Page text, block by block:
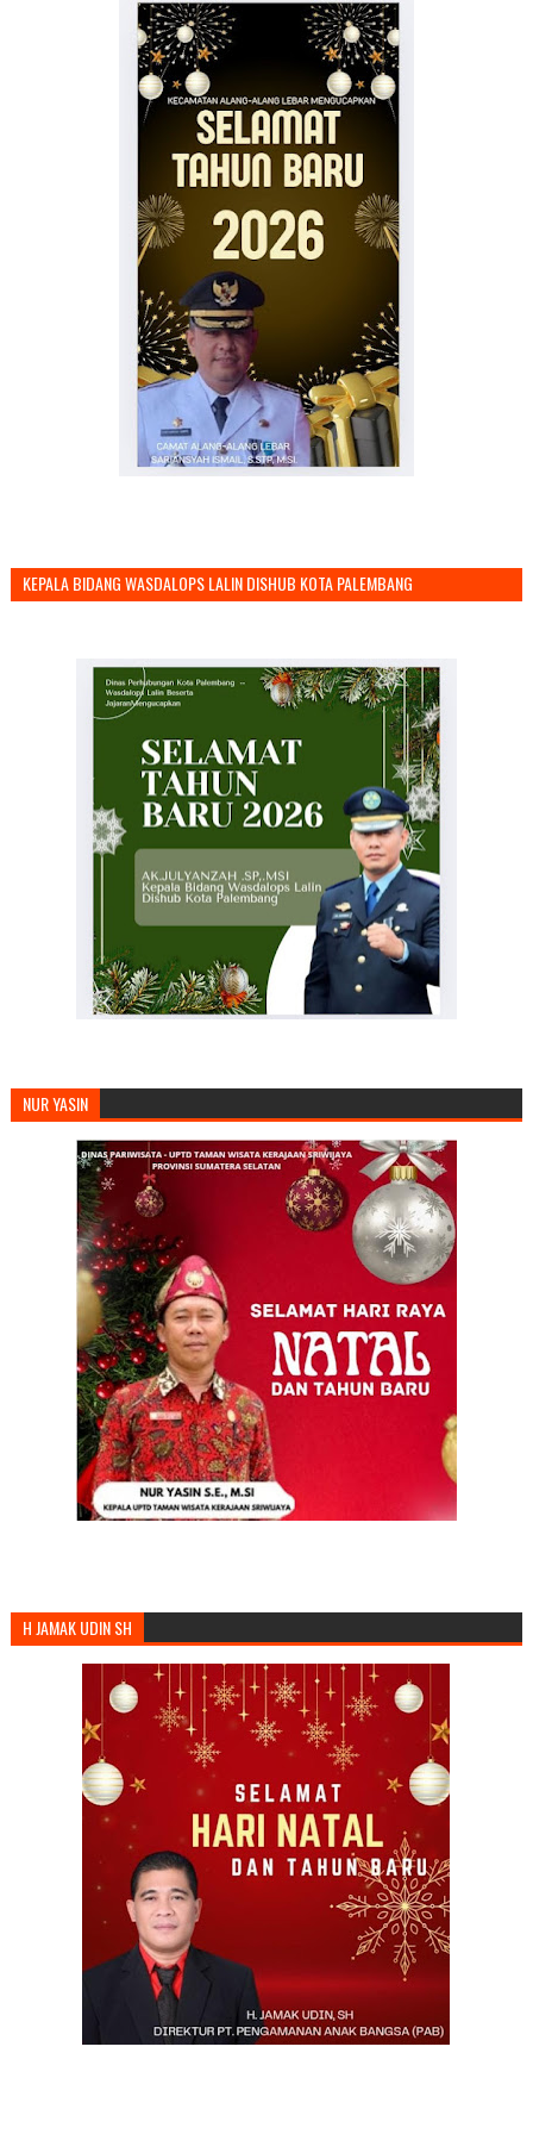
KEPALA BIDANG WASDALOPS LALIN DISHUB KOTA PALEMBANG
NUR YASIN
H JAMAK UDIN SH